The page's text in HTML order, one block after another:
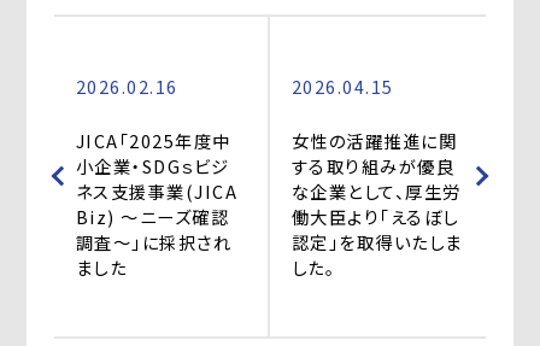
2026.02.16
JICA「2025年度中
小企業・SDGｓビジ
ネス支援事業(JICA
Biz) ～ニーズ確認
調査～」に採択され
ました
2026.04.15
女性の活躍推進に関
する取り組みが優良
な企業として、厚生労
働大臣より「えるぼし
認定」を取得いたしま
した。